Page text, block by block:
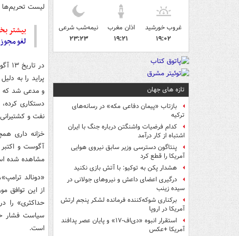
غروب خورشید
۱۹:۰۲
اذان مغرب
۱۹:۲۱
نیمه‌شب شرعی
۲۳:۲۳
تازه های جهان
بازتاب «پیمان دفاعی مکه» در رسانه‌های
ترکیه
کدام فرضیات واشنگتن درباره جنگ با ایران
اشتباه از کار درآمد
پنتاگون دسترسی وزیر سابق نیروی هوایی
آمریکا را قطع کرد
هشدار پکن به توکیو: با آتش بازی نکنید
درگیری اعضای داعش و نیروهای جولانی در
سیده زینب
برکناری شوکه‌کننده فرمانده لشکر پنجم ارتش
آمریکا در اروپا
استقرار انبوه «دی‌اف‑۱۷» و پایان عصر پدافند
آمریکا +عکس
لیست
بیشتر
لغو
پراید را به
و مدعی شد که
دستکاری
نفت و
خزانه داری
مشاهده شده
از این توافق
حداکثری» را
سیاست فشار
است.